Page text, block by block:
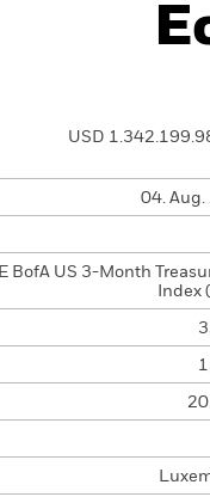
USD
04.
BofA US 3-Month
Index